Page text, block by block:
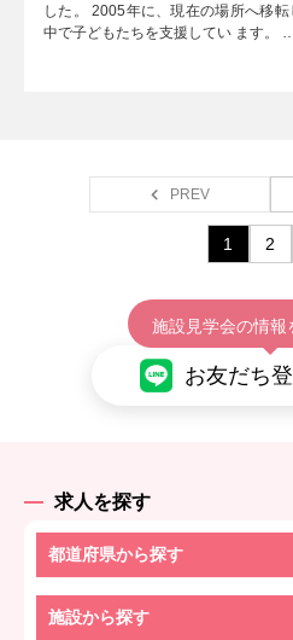
した。 2005年に、現在の場所へ移
中で子どもたちを支援してい ます。
PREV
1 2
施設見学会の情報
お友だち
求人を探す
都道府県から探す
施設から探す